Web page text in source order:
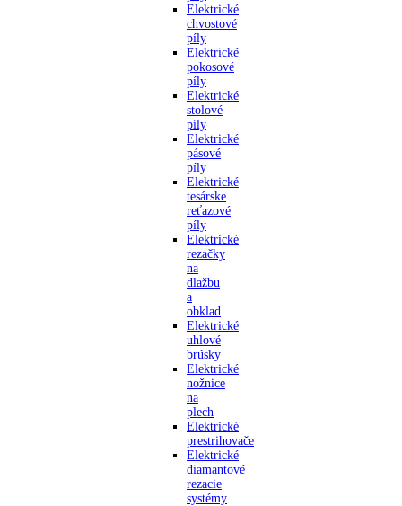
Elektrické
chvostové
píly
Elektrické
pokosové
píly
Elektrické
stolové
píly
Elektrické
pásové
píly
Elektrické
tesárske
reťazové
píly
Elektrické
rezačky
na
dlažbu
a
obklad
Elektrické
uhlové
brúsky
Elektrické
nožnice
na
plech
Elektrické
prestrihovače
Elektrické
diamantové
rezacie
systémy